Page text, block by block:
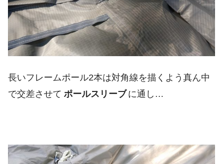
長いフレームポール2本は対角線を描くよう真ん中
で交差させて ポールスリーブ に通し…